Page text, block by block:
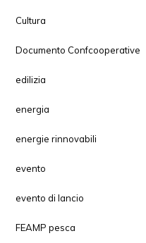
Cultura
Documento Confcooperative
edilizia
energia
energie rinnovabili
evento
evento di lancio
FEAMP pesca